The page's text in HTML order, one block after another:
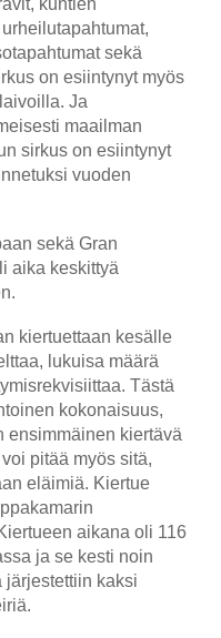
kuntien
sekä
on esiintynyt myös
Ja
maailman
sirkus on esiintynyt
vuoden
sekä Gran
aika keskittyä
kiertuettaan kesälle
lukuisa määrä
Tästä
kokonaisuus,
ensimmäinen kiertävä
pitää myös sitä,
eläimiä. Kiertue
aikana oli 116
ja se kesti noin
järjestettiin kaksi